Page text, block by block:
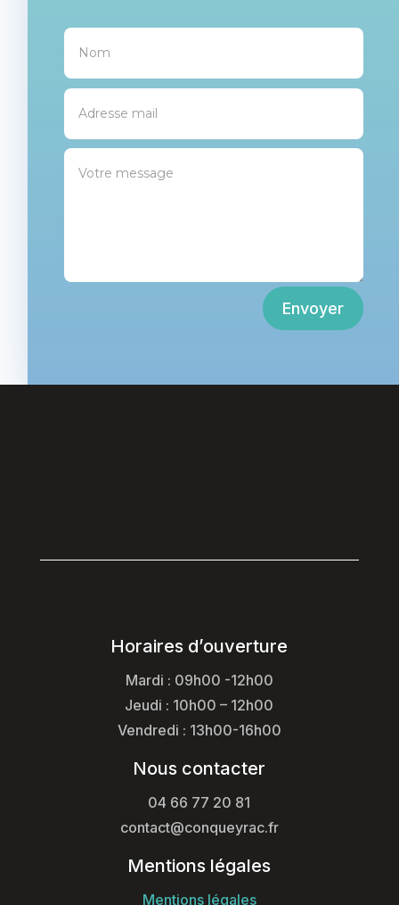
Envoyer
Horaires d’ouverture
Mardi : 09h00 -12h00
Jeudi : 10h00 – 12h00
Vendredi : 13h00-16h00
Nous contacter
04 66 77 20 81
contact@conqueyrac.fr
Mentions légales
Mentions légales